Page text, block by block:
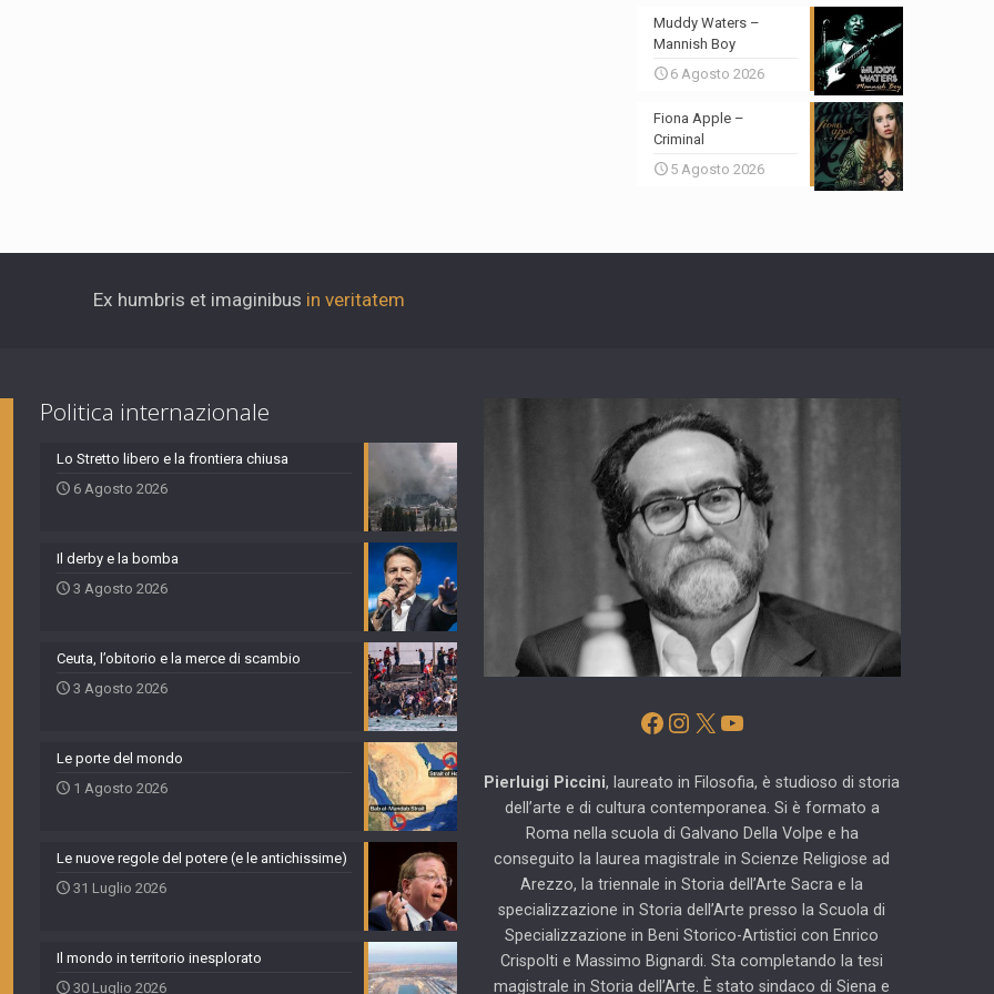
Muddy Waters –
Mannish Boy
6 Agosto 2026
Fiona Apple –
Criminal
5 Agosto 2026
Ex humbris et imaginibus in veritatem
Politica internazionale
Lo Stretto libero e la frontiera chiusa
6 Agosto 2026
Il derby e la bomba
3 Agosto 2026
Ceuta, l’obitorio e la merce di scambio
3 Agosto 2026
Le porte del mondo
1 Agosto 2026
Le nuove regole del potere (e le antichissime)
31 Luglio 2026
Il mondo in territorio inesplorato
30 Luglio 2026
Facebook
Instagram
X YouTube
Pierluigi Piccini, laureato in Filosofia, è studioso di storia
dell’arte e di cultura contemporanea. Si è formato a
Roma nella scuola di Galvano Della Volpe e ha
conseguito la laurea magistrale in Scienze Religiose ad
Arezzo, la triennale in Storia dell’Arte Sacra e la
specializzazione in Storia dell’Arte presso la Scuola di
Specializzazione in Beni Storico-Artistici con Enrico
Crispolti e Massimo Bignardi. Sta completando la tesi
magistrale in Storia dell’Arte. È stato sindaco di Siena e